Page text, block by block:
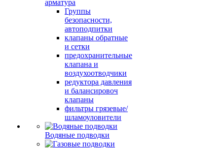
арматура
Группы
безопасности,
автоподпитки
клапаны обратные
и сетки
предохранительные
клапана и
воздухоотводчики
редуктора давления
и балансировоч
клапаны
фильтры грязевые/
шламоуловители
Водяные подводки